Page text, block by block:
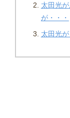
太田光
が・・・
太田光